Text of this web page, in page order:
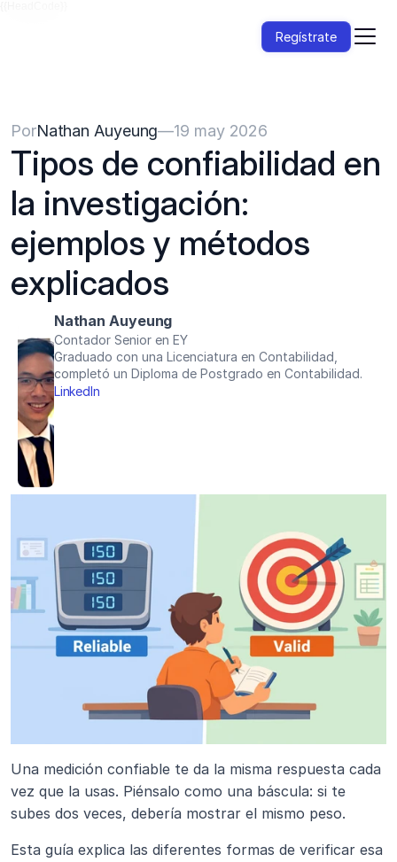
Regístrate
PorNathan Auyeung—19 may 2026
Tipos de confiabilidad en
la investigación:
ejemplos y métodos
explicados
Nathan Auyeung
Contador Senior en EY
Graduado con una Licenciatura en Contabilidad,
completó un Diploma de Postgrado en Contabilidad.
LinkedIn
Una medición confiable te da la misma respuesta cada
vez que la usas. Piénsalo como una báscula: si te
subes dos veces, debería mostrar el mismo peso.
Esta guía explica las diferentes formas de verificar esa